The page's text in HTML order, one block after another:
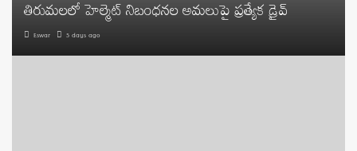
తిరుమలలో హెల్మెట్ నిబంధనల అమలుపై ప్రత్యేక డ్రైవ్
Eswar 5 days ago